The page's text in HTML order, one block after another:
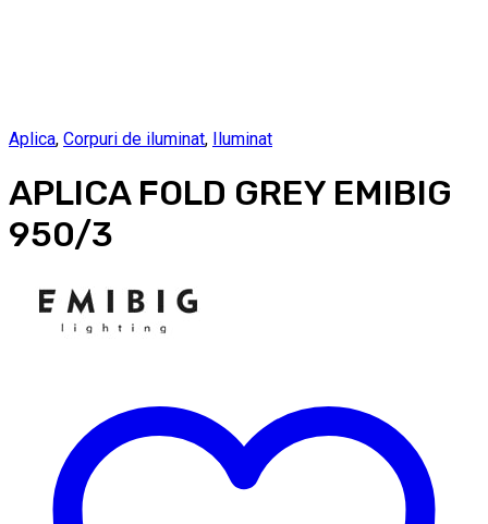
Aplica, Corpuri de iluminat, Iluminat
APLICA FOLD GREY EMIBIG
950/3